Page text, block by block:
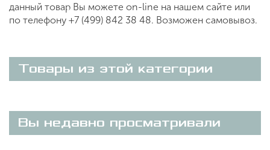
данный товар Вы можете on-line на нашем сайте или
по телефону +7 (499) 842 38 48. Возможен самовывоз.
Товары из этой категории
Вы недавно просматривали